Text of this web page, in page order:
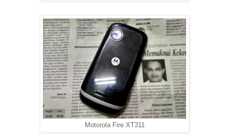
Motorola Fire XT311